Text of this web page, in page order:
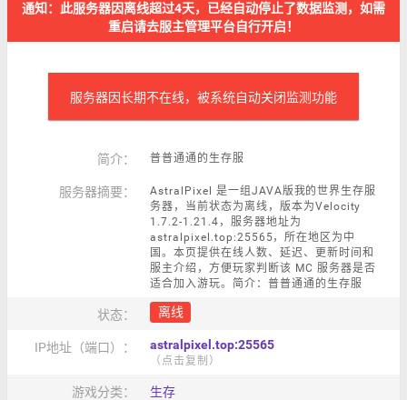
通知：此服务器因离线超过4天，已经自动停止了数据监测，如需
重启请去服主管理平台自行开启！
服务器因长期不在线，被系统自动关闭监测功能
简介： 普普通通的生存服
服务器摘要：
AstralPixel 是一组JAVA版我的世界生存服
务器，当前状态为离线，版本为Velocity
1.7.2-1.21.4，服务器地址为
astralpixel.top:25565，所在地区为中
国。本页提供在线人数、延迟、更新时间和
服主介绍，方便玩家判断该 MC 服务器是否
适合加入游玩。简介：普普通通的生存服
状态： 离线
IP地址（端口）： astralpixel.top:25565
（点击复制）
游戏分类： 生存